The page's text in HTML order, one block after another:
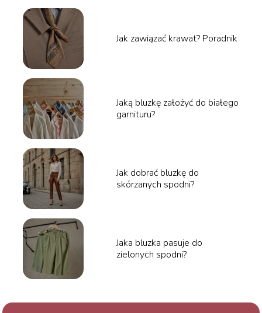
Jak zawiązać krawat? Poradnik
Jaką bluzkę założyć do białego
garnituru?
Jak dobrać bluzkę do
skórzanych spodni?
Jaka bluzka pasuje do
zielonych spodni?